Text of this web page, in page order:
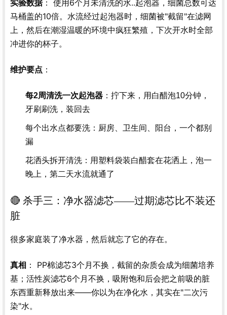
实验数据： 使用6个月未清洗的水..起泡器，细菌总数可达
马桶盖的10倍。水流经过起泡器时，细菌被"截留"在滤网
上，然后在潮湿温暖的环境中疯狂繁殖，下次开水时全部
冲进你的杯子。
维护要点 ：
每2周清洗一次起泡器 ：拧下来，用白醋泡10分钟，
牙刷刷洗，装回去
每个出水点都要洗：厨房、卫生间、阳台，一个都别
漏
花洒头拆开清洗：用塑料袋装白醋套在花洒上，泡一
晚上，第二天水流就通了
🔴 杀手三：净水器滤芯——过期滤芯比不装还
脏
很多家庭装了净水器，然后就忘了它的存在。
真相 ： PP棉滤芯3个月不换，截留的杂质会成为细菌培养
基；活性炭滤芯6个月不换，吸附饱和后会把之前吸的脏
东西重新释放出来——你以为在净化水，其实在"二次污
染"水。